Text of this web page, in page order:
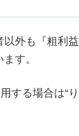
以外も『粗利
す。
する場合は“り